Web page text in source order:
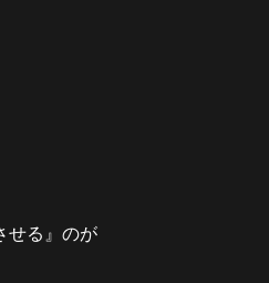
せる』のが